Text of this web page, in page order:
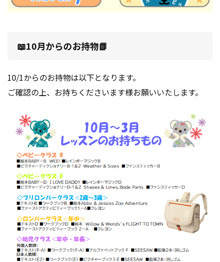
📖10月からのお持物📗
10/1からのお持物は以下となります。
ご確認の上、お持ちくださいます様お願いいたします。